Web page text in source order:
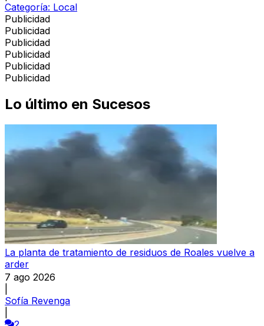
Categoría: Local
Publicidad
Publicidad
Publicidad
Publicidad
Publicidad
Publicidad
Lo último en Sucesos
La planta de tratamiento de residuos de Roales vuelve a
arder
7 ago 2026
Sofía Revenga